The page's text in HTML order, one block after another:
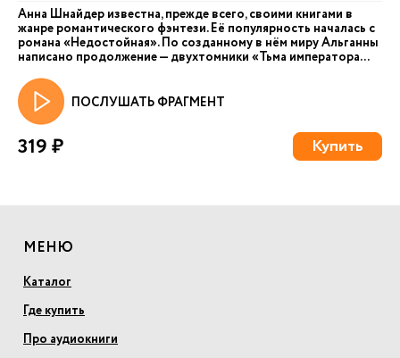
Анна Шнайдер известна, прежде всего, своими книгами в
жанре романтического фэнтези. Её популярность началась с
романа «Недостойная». По созданному в нём миру Альганны
написано продолжение — двухтомники «Тьма императора...
ПОСЛУШАТЬ ФРАГМЕНТ
319 ₽ Купить
МЕНЮ
Каталог
Где купить
Про аудиокниги